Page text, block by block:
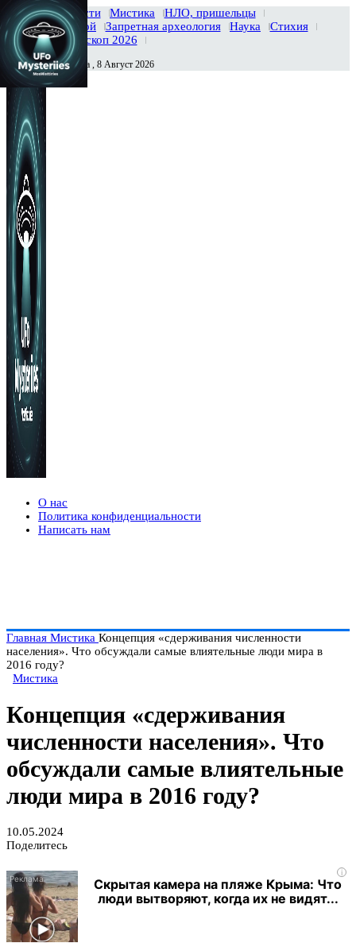
Главная Новости Мистика
НЛО, пришельцы
Тайны вселенной
Запретная археология Наука
Стихия
История
Гороскоп 2026
Сегодня Суббота , 8 Август 2026
О нас
Политика конфиденциальности
Написать нам
Главная Мистика Концепция «сдерживания численности
населения». Что обсуждали самые влиятельные люди мира в
2016 году?
Мистика
Концепция «сдерживания
численности населения». Что
обсуждали самые влиятельные
люди мира в 2016 году?
10.05.2024
Поделитесь
i
Скрытая камера на пляже Крыма: Что
люди вытворяют, когда их не видят...